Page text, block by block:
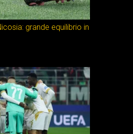
grande equilibrio in